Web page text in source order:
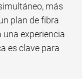
más
plan de fibra
experiencia
es clave para